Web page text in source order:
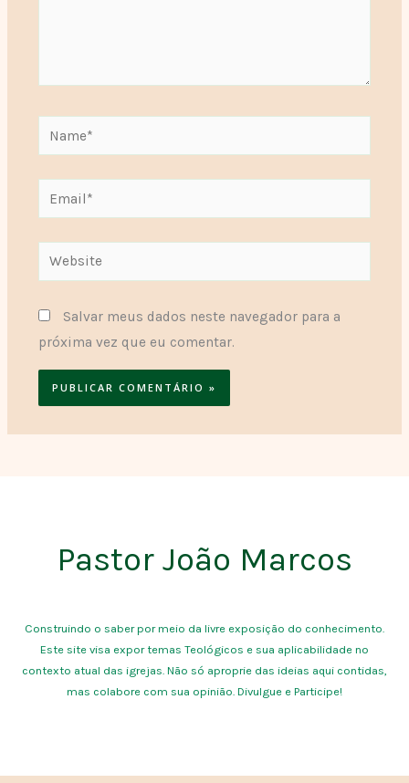
Name*
Email*
Website
Salvar meus dados neste navegador para a
próxima vez que eu comentar.
Pastor João Marcos
Construindo o saber por meio da livre exposição do conhecimento.
Este site visa expor temas Teológicos e sua aplicabilidade no
contexto atual das igrejas. Não só aproprie das ideias aqui contidas,
mas colabore com sua opinião. Divulgue e Participe!